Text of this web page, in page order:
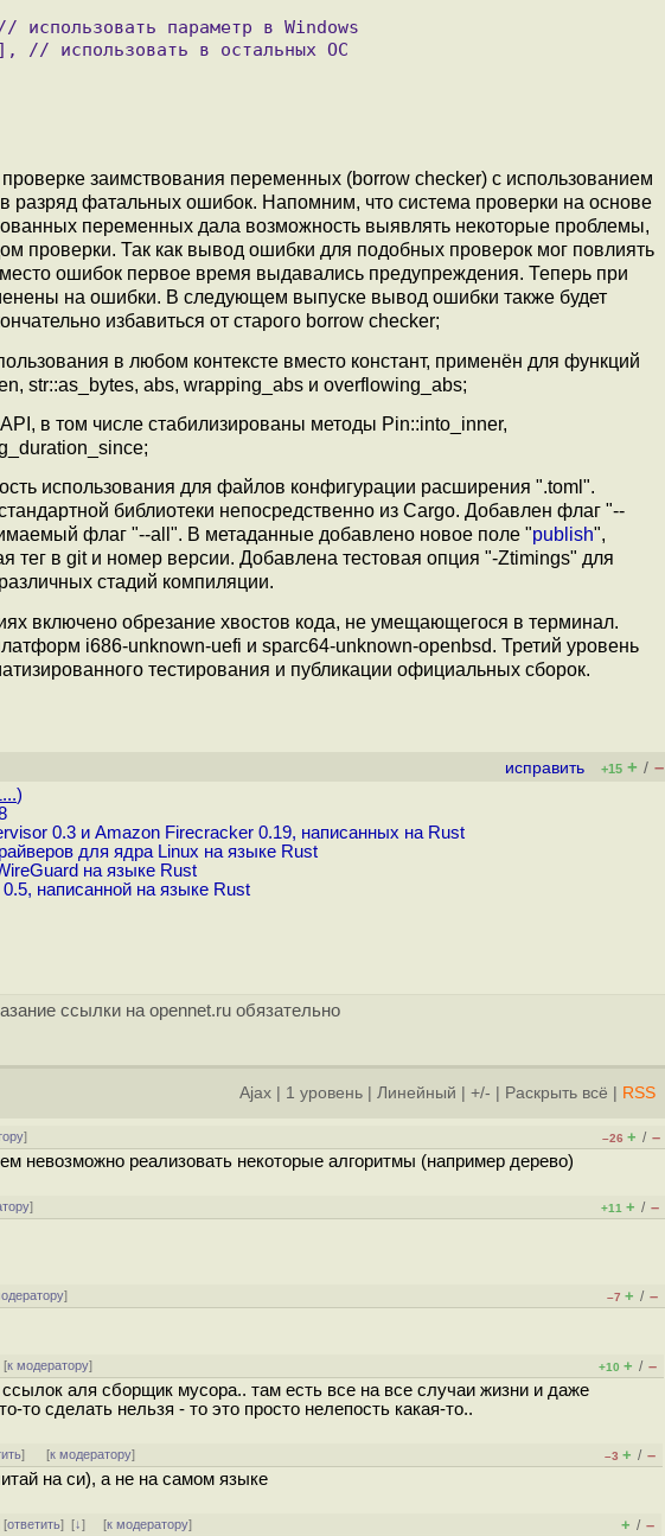
заимствования переменных (borrow checker) c использованием
в разряд фатальных ошибок. Напомним, что система проверки на основе
переменных дала возможность выявлять некоторые проблемы,
проверки. Так как вывод ошибки для подобных проверок мог повлиять
ошибок первое время выдавались предупреждения. Теперь при
на ошибки. В следующем выпуске вывод ошибки также будет
избавиться от старого borrow checker;
в любом контексте вместо констант, применён для функций
str::as_bytes, abs, wrapping_abs и overflowing_abs;
в том числе стабилизированы методы Pin::into_inner,
использования для файлов конфигурации расширения ".toml".
библиотеки непосредственно из Cargo. Добавлен флаг "--
флаг "--all". В метаданные добавлено новое поле "publish",
тег в git и номер версии. Добавлена тестовая опция "-Ztimings" для
стадий компиляции.
включено обрезание хвостов кода, не умещающегося в терминал.
i686-unknown-uefi и sparc64-unknown-openbsd. Третий уровень
тестирования и публикации официальных сборок.
исправить +15 + / –
)
0.3 и Amazon Firecracker 0.19, написанных на Rust
для ядра Linux на языке Rust
на языке Rust
написанной на языке Rust
ссылки на opennet.ru обязательно
Ajax 1 уровень Линейный +/- Раскрыть всё RSS
] –26 + / –
невозможно реализовать некоторые алгоритмы (например дерево)
] +11 + / –
] –7 + / –
к модератору] +10 + / –
аля сборщик мусора.. там есть все на все случаи жизни и даже
то сделать нельзя - то это просто нелепость какая-то..
] [к модератору] –3 + / –
на си), а не на самом языке
[ответить][↓] [к модератору] + / –